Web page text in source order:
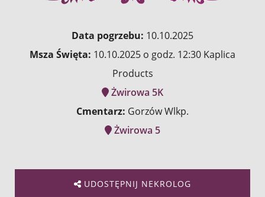
Data pogrzebu: 10.10.2025
Msza Święta: 10.10.2025 o godz. 12:30 Kaplica
Products
Żwirowa 5K
Cmentarz: Gorzów Wlkp.
Żwirowa 5
UDOSTĘPNIJ NEKROLOG